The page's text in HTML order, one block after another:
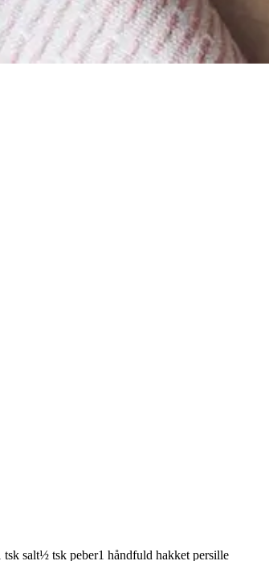
tsk salt½ tsk peber1 håndfuld hakket persille